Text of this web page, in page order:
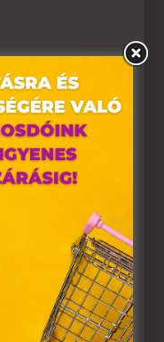
„süti")
információt
az Ön
szóló 2003. évi C.
szolgáltatások, az
szolgáltatások
törvény, valamint
használjuk.
Unió országain
és ezeknek a
eszközén történő
kell kérniük.